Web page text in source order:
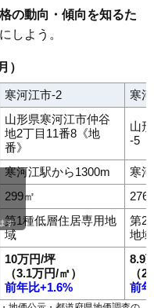
の動向・傾向を知るた
しよう。
）
寒河江市-2 寒
山形県寒河江市仲谷
地2丁目11番8《地
番》
山
-5
寒河江駅から1300m
寒
299㎡ 276
第1種低層住居専用地
域
第2
地域
10万円/坪
（3.1万円/㎡）
前年比+1.6%
8.9
（
前
す